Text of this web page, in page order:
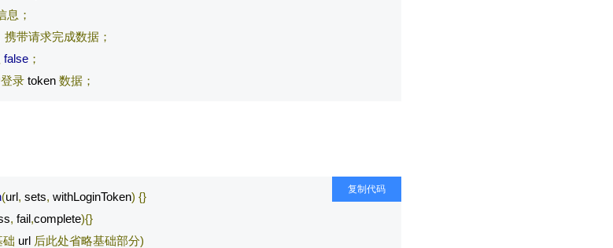
息；
带请求完成数据；
false；
录 token 数据；
(url, sets, withLoginToken) {}
, fail,complete){}
础 url 后此处省略基础部分)
复制代码